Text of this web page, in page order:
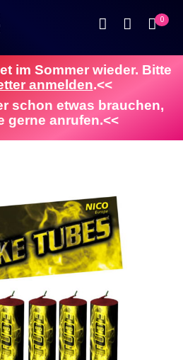
0
im Sommer wieder. Bitte
anmelden.<<
schon etwas brauchen,
gerne anrufen.<<